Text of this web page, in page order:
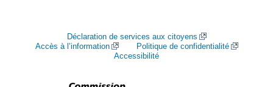
Déclaration de services aux citoyens
Accès à l’information
Politique de confidentialité
Accessibilité